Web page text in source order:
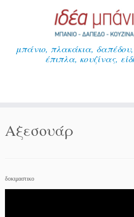
μπάνιο, πλακάκια,
έπιπλα, κουζίνας,
Αξεσουάρ
δοκιμαστικο